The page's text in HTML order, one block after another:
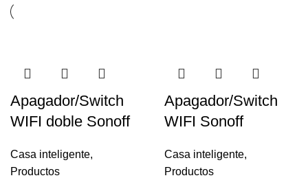
Apagador/Switch
WIFI doble Sonoff
Casa inteligente,
Productos
Apagador/Switch
WIFI Sonoff
Casa inteligente,
Productos